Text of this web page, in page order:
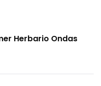
Herbario Ondas